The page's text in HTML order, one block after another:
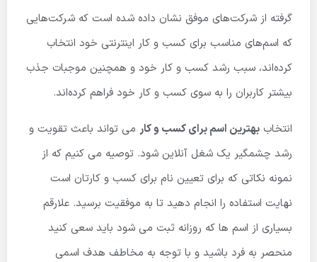
گرفته از شرکت‌های موفق نشان داده شده است که شرکت‌هایی
که اسم‌های مناسب برای کسب و کار اینترنتی خود انتخاب
کرده‌اند، سبب رشد کسب و کار خود و همچنین موجبات جذب
بیشتر کاربران را به سوی کسب و کار خود فراهم کرده‌اند.
انتخاب بهترین اسم برای کسب و کار می تواند باعث تقویت و
رشد چشمگیر یک شغل آنلاین شود. توصیه می کنیم که از
نمونه نکاتی که برای تعیین نام برای کسب و کارتان است
نهایت استفاده را انجام دهید تا به موفقیت برسید. علارقم
بسیاری از اسم ها که روزانه ثبت می شود باید سعی کنید
منحصر به فرد باشید و با توجه به مخاطف هدف اسمی